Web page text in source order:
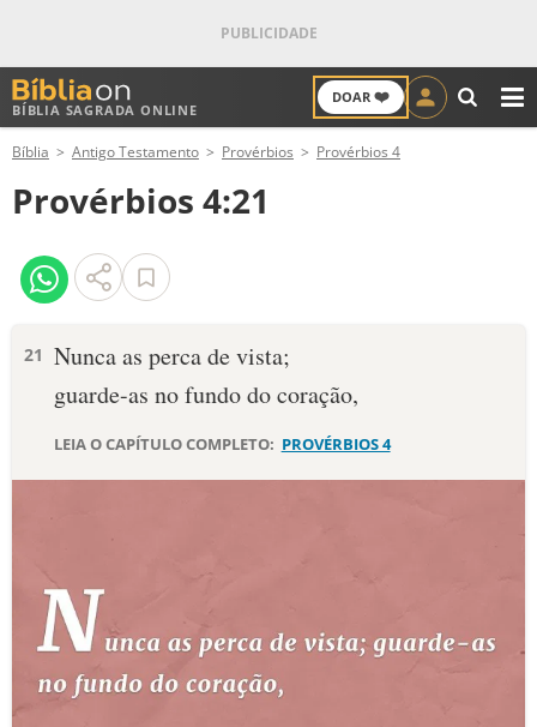
BÍBLIA SAGRADA ONLINE
DOAR ❤️
ANTIGO TESTAMENTO
NOVO TESTAMENTO
VERSÍCULOS
PALAVRA DO DIA
10 MANDAMENTOS
ESTUDOS BÍBLICOS
ESBOÇOS DE PREGAÇÃO
Bíblia Antigo Testamento Provérbios Provérbios 4
Provérbios 4:21
21 Nunca as perca de vista;
guarde-as no fundo do coração,
LEIA O CAPÍTULO COMPLETO: PROVÉRBIOS 4